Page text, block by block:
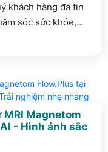
khách hàng đã tin
sóc sức khỏe,
tặng mỗi khách
Magnetom
- Hình ảnh sắc